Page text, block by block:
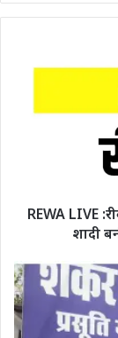
REWA LIVE
शादी